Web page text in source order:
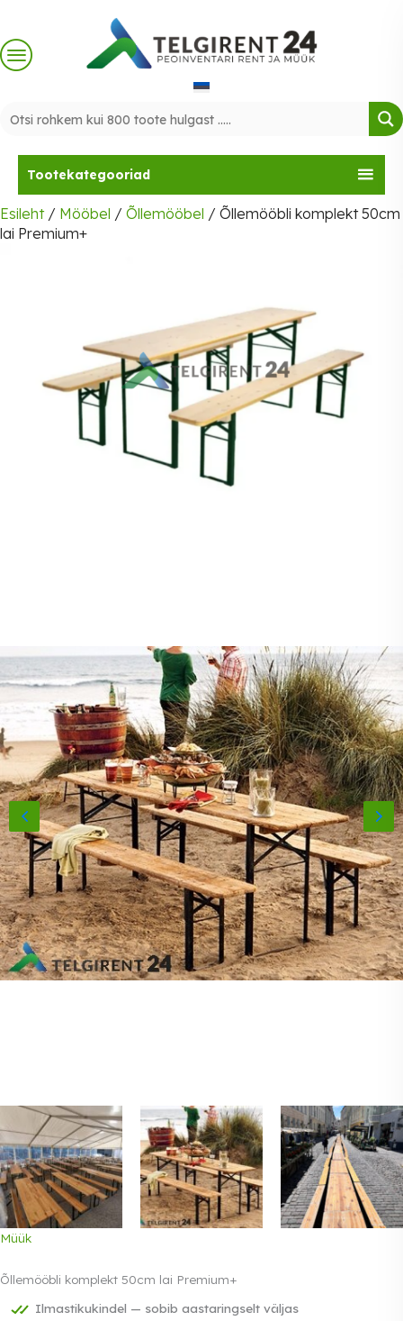
content
Tootekategooriad
Esileht/ Mööbel / Õllemööbel / Õllemööbli komplekt 50cm
lai Premium+
Müük
Õllemööbli komplekt 50cm lai Premium+
Ilmastikukindel — sobib aastaringselt väljas